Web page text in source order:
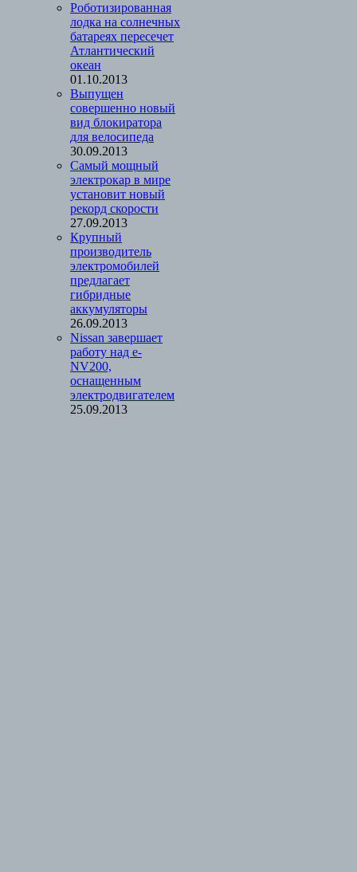
Роботизированная
лодка на солнечных
батареях пересечет
Атлантический
океан
01.10.2013
Выпущен
совершенно новый
вид блокиратора
для велосипеда
30.09.2013
Cамый мощный
электрокар в мире
установит новый
рекорд скорости
27.09.2013
Крупный
производитель
электромобилей
предлагает
гибридные
аккумуляторы
26.09.2013
Nissan завершает
работу над e-
NV200,
оснащенным
электродвигателем
25.09.2013